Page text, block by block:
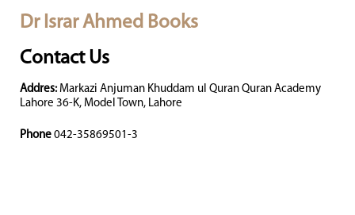
Dr Israr Ahmed Books
Contact Us
Addres: Markazi Anjuman Khuddam ul Quran Quran Academy
Lahore 36-K, Model Town, Lahore
Phone 042-35869501-3